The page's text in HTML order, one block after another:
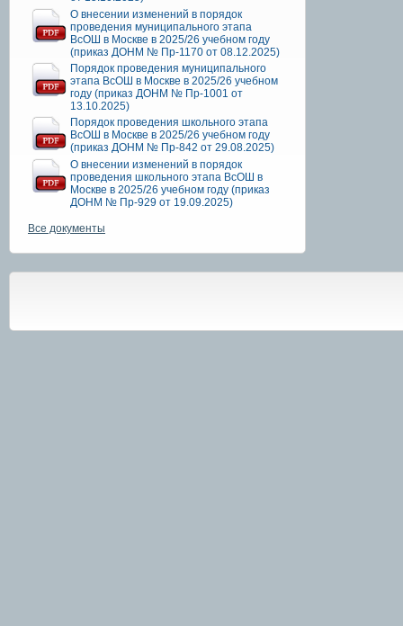
О внесении изменений в порядок
проведения муниципального этапа
ВсОШ в Москве в 2025/26 учебном году
(приказ ДОНМ № Пр-1170 от 08.12.2025)
Порядок проведения муниципального
этапа ВсОШ в Москве в 2025/26 учебном
году (приказ ДОНМ № Пр-1001 от
13.10.2025)
Порядок проведения школьного этапа
ВсОШ в Москве в 2025/26 учебном году
(приказ ДОНМ № Пр-842 от 29.08.2025)
О внесении изменений в порядок
проведения школьного этапа ВсОШ в
Москве в 2025/26 учебном году (приказ
ДОНМ № Пр-929 от 19.09.2025)
Все документы